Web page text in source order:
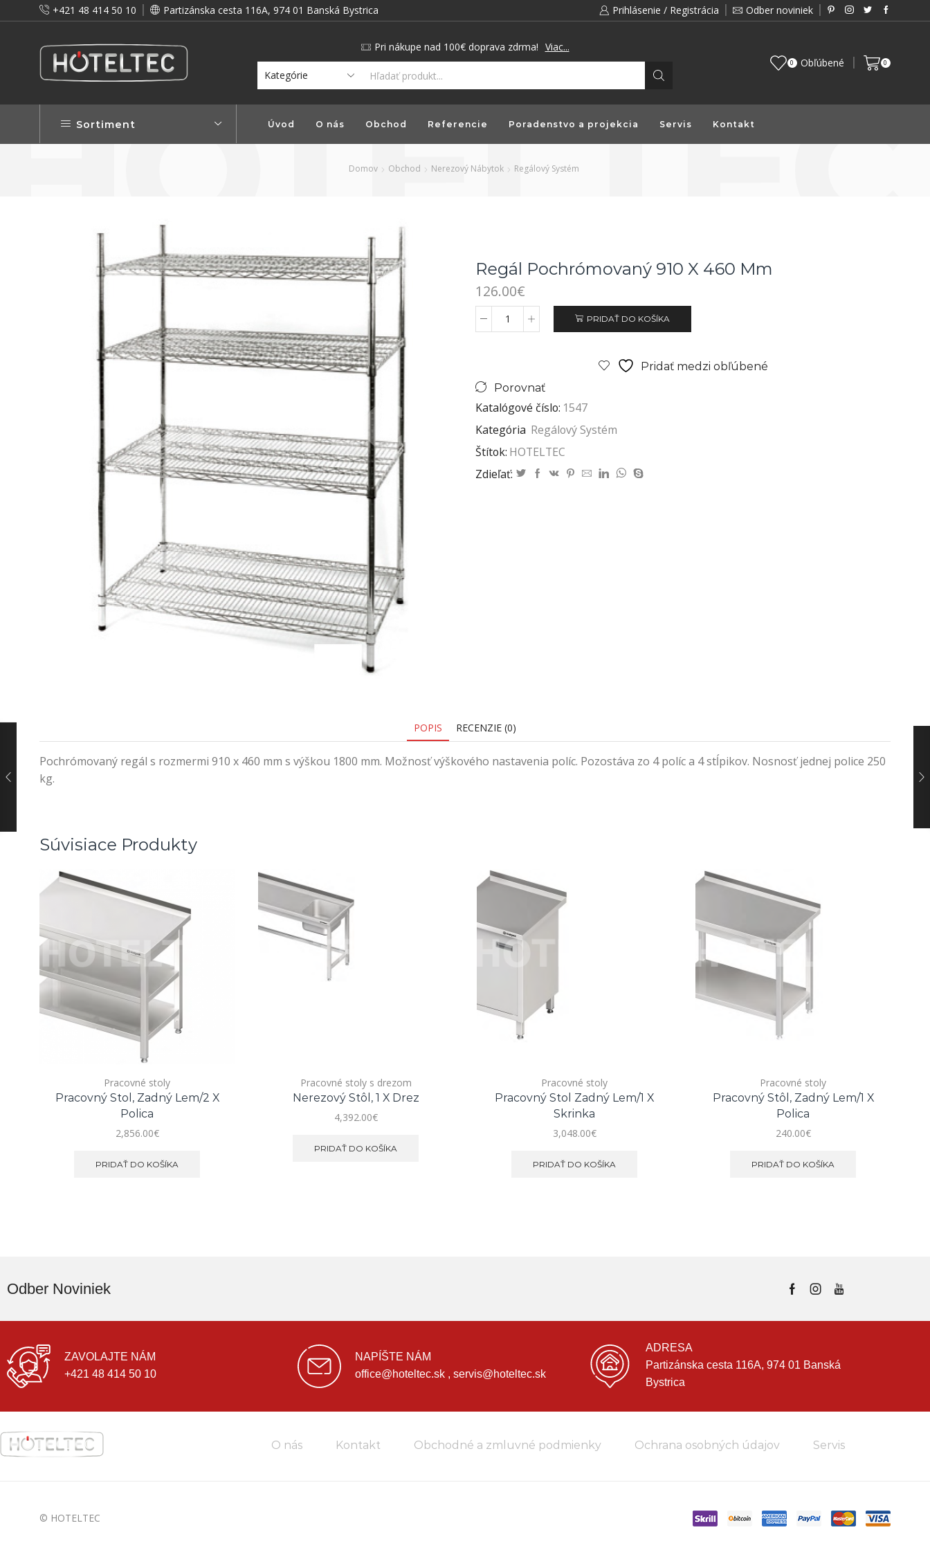
+421 48 414 50 10 Partizánska cesta 116A, 974 01 Banská Bystrica Prihlásenie / Registrácia Odber noviniek
a preto vám prinášame vernostné zľavy! Pri nákupe nad 100€ doprava zdrma! Viac...
0 Obľúbené 0
Sortiment Úvod O nás Obchod Referencie Poradenstvo a projekcia Servis Kontakt
Domov Obchod Nerezový Nábytok Regálový Systém
Regál Pochrómovaný 910 X 460 Mm
126.00€
PRIDAŤ DO KOŠÍKA
Pridať medzi obľúbené
Porovnať
Katalógové číslo: 1547
Kategória Regálový Systém
Štítok: HOTELTEC
Zdieľať:
POPIS RECENZIE (0)
Pochrómovaný regál s rozmermi 910 x 460 mm s výškou 1800 mm. Možnosť výškového nastavenia políc. Pozostáva zo 4 políc a 4 stĺpikov. Nosnosť jednej police 250
kg.
Súvisiace Produkty
Pracovné stoly
Pracovný Stol, Zadný Lem/2 X
Polica
2,856.00€
PRIDAŤ DO KOŠÍKA
Pracovné stoly s drezom
Nerezový Stôl, 1 X Drez
4,392.00€
PRIDAŤ DO KOŠÍKA
Pracovné stoly
Pracovný Stol Zadný Lem/1 X
Skrinka
3,048.00€
PRIDAŤ DO KOŠÍKA
Pracovné stoly
Pracovný Stôl, Zadný Lem/1 X
Polica
240.00€
PRIDAŤ DO KOŠÍKA
Odber Noviniek
ZAVOLAJTE NÁM
+421 48 414 50 10
NAPÍŠTE NÁM
office@hoteltec.sk , servis@hoteltec.sk
ADRESA
Partizánska cesta 116A, 974 01 Banská
Bystrica
O nás Kontakt Obchodné a zmluvné podmienky Ochrana osobných údajov Servis
© HOTELTEC